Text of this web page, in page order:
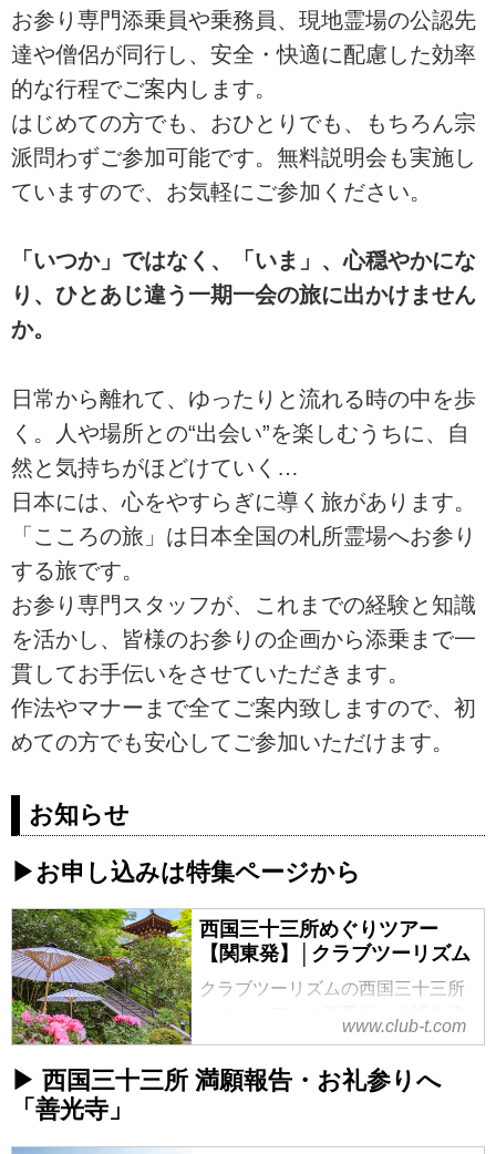
お参り専門添乗員や乗務員、現地霊場の公認先
達や僧侶が同行し、安全・快適に配慮した効率
的な行程でご案内します。
はじめての方でも、おひとりでも、もちろん宗
派問わずご参加可能です。無料説明会も実施し
ていますので、お気軽にご参加ください。
「いつか」ではなく、「いま」、心穏やかにな
り、ひとあじ違う一期一会の旅に出かけません
か。
日常から離れて、ゆったりと流れる時の中を歩
く。人や場所との“出会い”を楽しむうちに、自
然と気持ちがほどけていく…
日本には、心をやすらぎに導く旅があります。
「こころの旅」は日本全国の札所霊場へお参り
する旅です。
お参り専門スタッフが、これまでの経験と知識
を活かし、皆様のお参りの企画から添乗まで一
貫してお手伝いをさせていただきます。
作法やマナーまで全てご案内致しますので、初
めての方でも安心してご参加いただけます。
お知らせ
▶お申し込みは特集ページから
西国三十三所めぐりツアー
【関東発】│クラブツーリズム
クラブツーリズムの西国三十三所
スへんろや歩きへんろ、全周・2
回・3回・6回プランなど体力に合
www.club-t.com
▶ 西国三十三所 満願報告・お礼参りへ
「善光寺」